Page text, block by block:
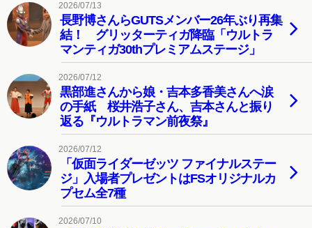
2026/07/13
長野博さんらGUTSメンバー26年ぶり再集
結！ グリッターティガ降臨「ウルトラ
マンティガ30thプレミアムステージ」
2026/07/12
黒部進さんから娘・吉本多香美さんへ涙
の手紙 桜井浩子さん、吉本さんと振り
返る『ウルトラマン前夜祭』
2026/07/12
「仮面ライダーゼッツ ファイナルステー
ジ」入場者プレゼントはFSオリジナルカ
プセム全7種
2026/07/10